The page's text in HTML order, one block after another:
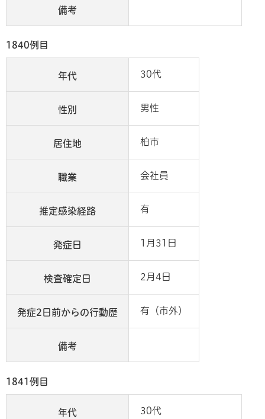
備考
1840例目
年代 30代
性別 男性
居住地 柏市
職業 会社員
推定感染経路 有
発症日 1月31日
検査確定日 2月4日
発症2日前からの行動歴 有（市外）
備考
1841例目
年代 30代